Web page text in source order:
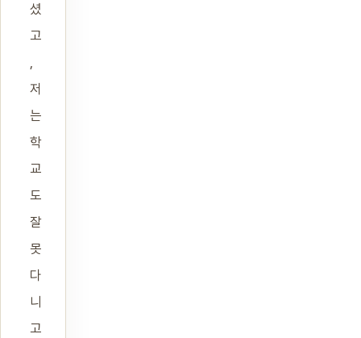
셨
고
,
저
는
학
교
도
잘
못
다
니
고